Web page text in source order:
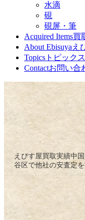
水滴
硯
硯屏・筆
Acquired Items買
About Ebisuya え
Topics トピックス
Contactお問い合
えびす屋買取実績中
谷区で他社の安査定